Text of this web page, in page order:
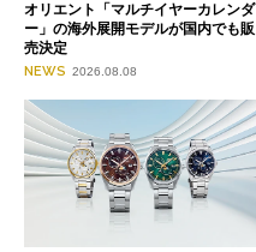
オリエント「マルチイヤーカレンダ
ー」の海外展開モデルが国内でも販
売決定
NEWS 2026.08.08